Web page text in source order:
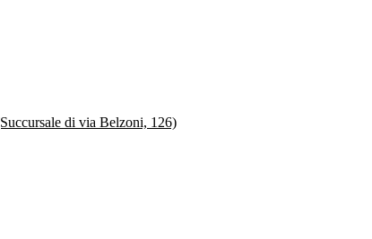
di via Belzoni, 126)